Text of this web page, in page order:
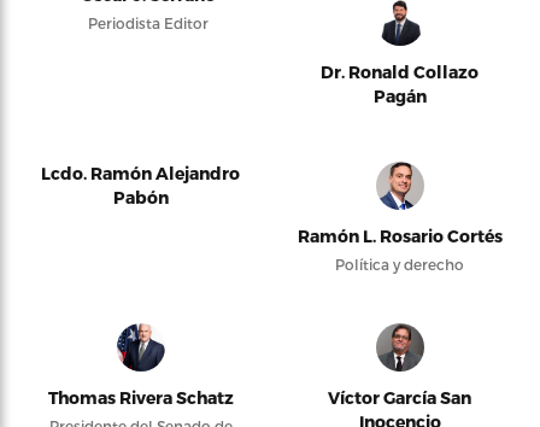
Periodista Editor
Dr. Ronald Collazo
Pagán
Lcdo. Ramón Alejandro
Pabón
Ramón L. Rosario Cortés
Política y derecho
Thomas Rivera Schatz
Víctor García San
Inocencio